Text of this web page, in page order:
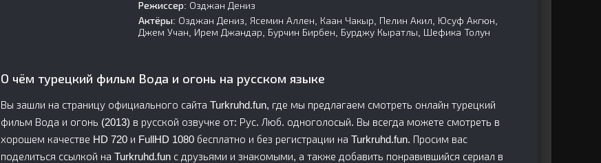
Режиссер: Озджан Дениз
Актёры: Озджан Дениз, Ясемин Аллен, Каан Чакыр, Пелин Акил, Юсуф Акгюн,
Джем Учан, Ирем Джандар, Бурчин Бирбен, Бурджу Кыратлы, Шефика Толун
О чём турецкий фильм Вода и огонь на русском языке
Вы зашли на страницу официального сайта Turkruhd.fun, где мы предлагаем смотреть онлайн турецкий
фильм Вода и огонь (2013) в русской озвучке от: Рус. Люб. одноголосый. Вы всегда можете смотреть в
хорошем качестве HD 720 и FullHD 1080 бесплатно и без регистрации на Turkruhd.fun. Просим вас
поделиться ссылкой на Turkruhd.fun с друзьями и знакомыми, а также добавить понравившийся сериал в